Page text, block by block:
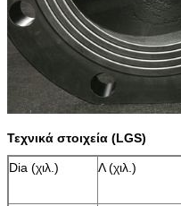
Τεχνικά στοιχεία (LGS)
Dia (χιλ.) Λ (χιλ.)